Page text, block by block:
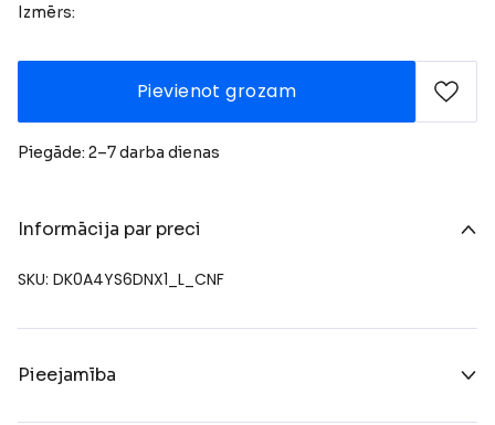
Izmērs:
Pievienot grozam
Piegāde: 2–7 darba dienas
Informācija par preci
SKU: DK0A4YS6DNX1_L_CNF
Pieejamība